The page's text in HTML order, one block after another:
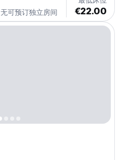
无可预订独立房间 €22.00